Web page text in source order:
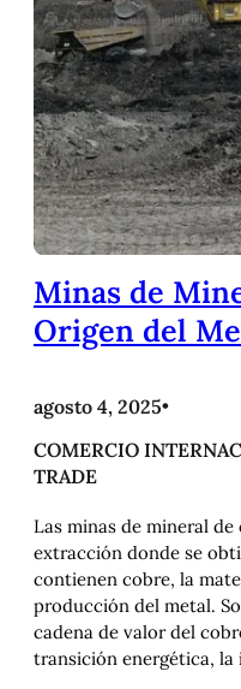
Minas de
Origen del
agosto 4, 2025•
COMERCIO
TRADE
Las minas de mineral
extracción donde se
contienen cobre, la
producción del metal.
cadena de valor del
transición energética,